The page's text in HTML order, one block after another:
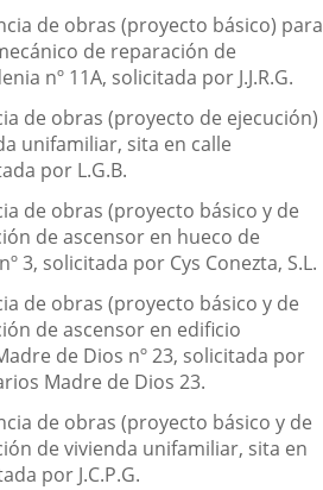
de obras (proyecto básico) para
de reparación de
nº 11A, solicitada por J.J.R.G.
de obras (proyecto de ejecución)
unifamiliar, sita en calle
por L.G.B.
de obras (proyecto básico y de
de ascensor en hueco de
3, solicitada por Cys Conezta, S.L.
de obras (proyecto básico y de
de ascensor en edificio
de Dios nº 23, solicitada por
Madre de Dios 23.
de obras (proyecto básico y de
de vivienda unifamiliar, sita en
por J.C.P.G.